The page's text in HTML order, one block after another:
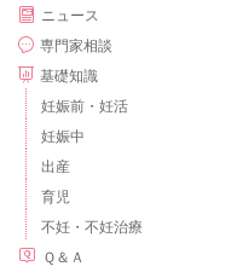
ニュース
専門家相談
基礎知識
妊娠前・妊活
妊娠中
出産
育児
不妊・不妊治療
Ｑ＆Ａ